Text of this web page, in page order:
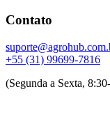
Contato
+55 (31) 99699-7816
(Segunda a Sexta,